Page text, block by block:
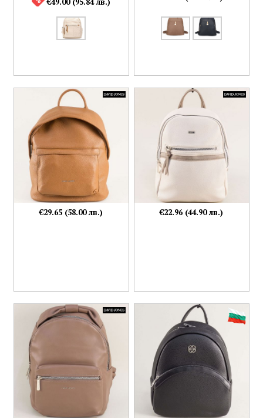
€29.65 (58.00 лв.) €22.96 (44.90 лв.)